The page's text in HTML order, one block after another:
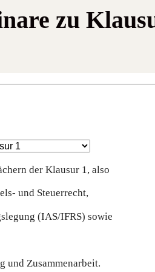
zu
der Klau­sur 1, also
und Steuerrecht,
(IAS/IFRS) sowie
und Zusammenarbeit.